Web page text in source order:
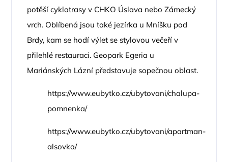
potěší cyklotrasy v CHKO Úslava nebo Zámecký
vrch. Oblíbená jsou také jezírka u Mníšku pod
Brdy, kam se hodí výlet se stylovou večeří v
přilehlé restauraci. Geopark Egeria u
Mariánských Lázní představuje sopečnou oblast.
https://www.eubytko.cz/ubytovani/chalupa-
pomnenka/
https://www.eubytko.cz/ubytovani/apartman-
alsovka/